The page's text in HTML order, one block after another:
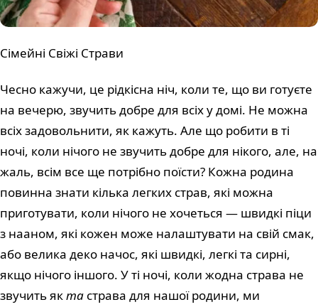
Сімейні Свіжі Страви
Чесно кажучи, це рідкісна ніч, коли те, що ви готуєте
на вечерю, звучить добре для всіх у домі. Не можна
всіх задовольнити, як кажуть. Але що робити в ті
ночі, коли нічого не звучить добре для нікого, але, на
жаль, всім все ще потрібно поїсти? Кожна родина
повинна знати кілька легких страв, які можна
приготувати, коли нічого не хочеться — швидкі піци
з нааном, які кожен може налаштувати на свій смак,
або велика деко начос, які швидкі, легкі та сирні,
якщо нічого іншого. У ті ночі, коли жодна страва не
звучить якта страва для нашої родини, ми